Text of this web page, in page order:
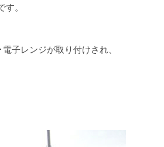
。
子レンジが取り付けされ、